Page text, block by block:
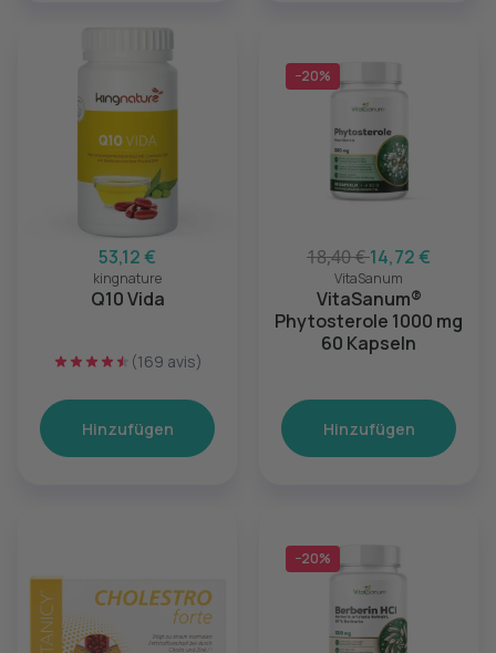
53,12 €
kingnature
Q10 Vida
(169 avis)
Hinzufügen
−20%
18,40 €14,72 €
VitaSanum
VitaSanum®
Phytosterole 1000 mg
60 Kapseln
Hinzufügen
−20%